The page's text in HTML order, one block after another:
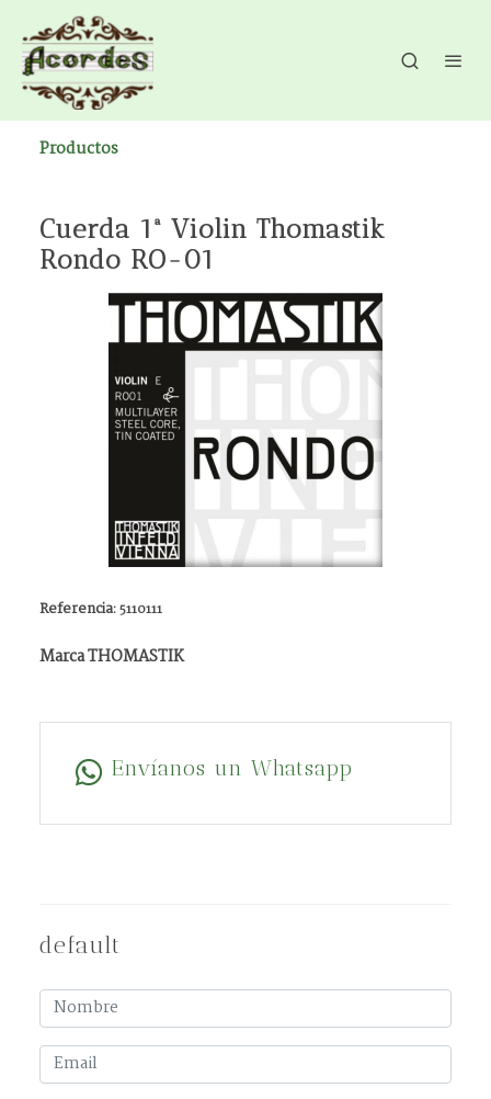
Productos
Cuerda 1ª Violin Thomastik
Rondo RO-01
Referencia:5110111
Marca THOMASTIK
Envíanos un Whatsapp
default